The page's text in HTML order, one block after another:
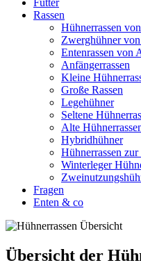
Futter
Rassen
Hühnerrassen
Zwerghühner
Entenrassen von
Anfängerrassen
Kleine
Große Rassen
Legehühner
Seltene
Alte
Hybridhühner
Hühnerrassen zur
Winterleger
Fragen
Enten & co
Übersicht der